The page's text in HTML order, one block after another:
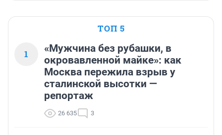
ТОП 5
1
«Мужчина без рубашки, в
окровавленной майке»: как
Москва пережила взрыв у
сталинской высотки —
репортаж
26 635 3